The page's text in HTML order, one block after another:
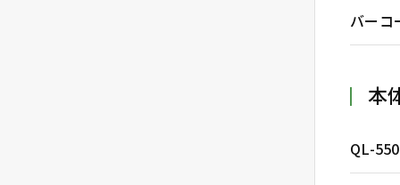
バーコ
本
QL-550